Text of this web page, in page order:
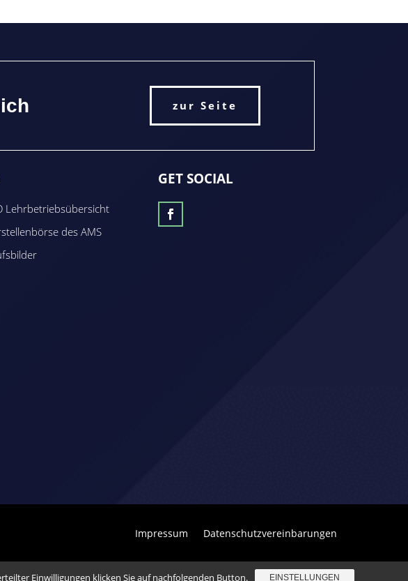
zur Seite
Lehrbetriebsübersicht
des AMS
GET SOCIAL
Impressum Datenschutzvereinbarungen
Einwilligungen klicken Sie auf nachfolgenden Button. EINSTELLUNGEN